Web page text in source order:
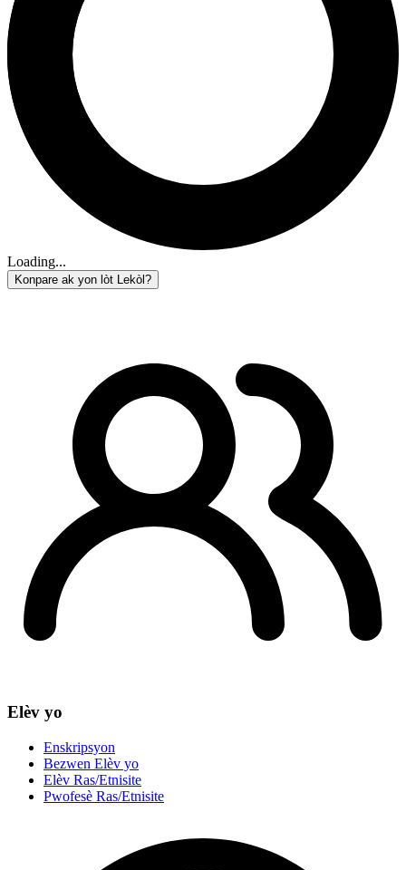
Loading...
Konpare ak yon lòt Lekòl?
Elèv yo
Enskripsyon
Bezwen Elèv yo
Elèv Ras/Etnisite
Pwofesè Ras/Etnisite